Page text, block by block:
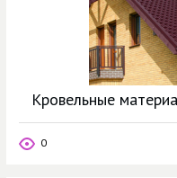
Кровельные
0